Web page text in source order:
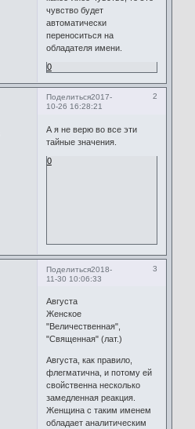
чувство будет
автоматически
переноситься на
обладателя имени.
0
Поделиться 2
2017-
10-26 16:28:21
А я не верю во все эти
тайные значения.
0
Поделиться 3
2018-
11-30 10:06:33
Августа
Женское
"Величественная",
"Священная" (лат.)
Августа, как правило,
флегматична, и потому ей
свойственна несколько
замедленная реакция.
Женщина с таким именем
обладает аналитическим